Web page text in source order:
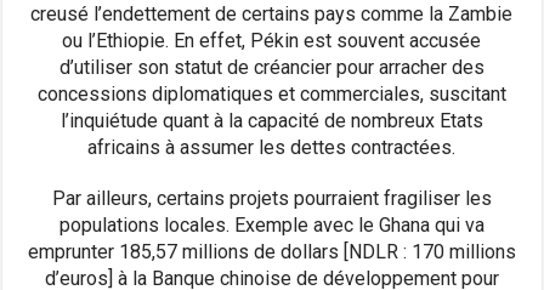
creusé l’endettement de certains pays comme la Zambie
ou l’Ethiopie. En effet, Pékin est souvent accusée
d’utiliser son statut de créancier pour arracher des
concessions diplomatiques et commerciales, suscitant
l’inquiétude quant à la capacité de nombreux Etats
africains à assumer les dettes contractées.
Par ailleurs, certains projets pourraient fragiliser les
populations locales. Exemple avec le Ghana qui va
emprunter 185,57 millions de dollars [NDLR : 170 millions
d’euros] à la Banque chinoise de développement pour